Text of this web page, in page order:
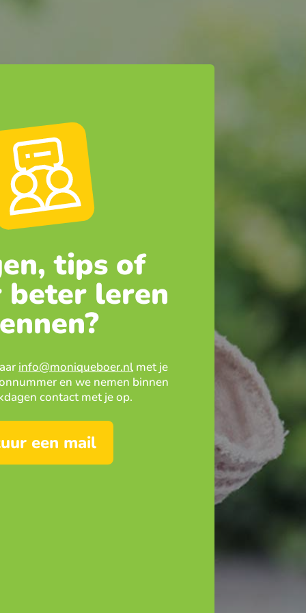
tips of
beter leren
info@moniqueboer.nl met je
en we nemen binnen
contact met je op.
een mail